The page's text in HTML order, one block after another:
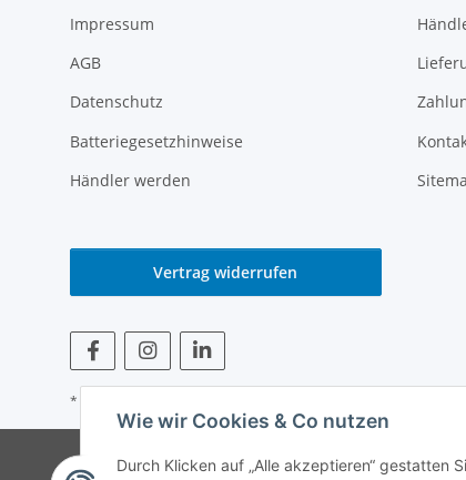
Wie wir Cookies & Co nutzen
Durch Klicken auf „Alle akzeptieren“ gestatten
Impressum
AGB
Datenschutz
Batteriegesetzhinweise
Händler werden
Vertrag widerrufen
* Alle Preise inkl. gesetzlicher USt.
© Weinmann